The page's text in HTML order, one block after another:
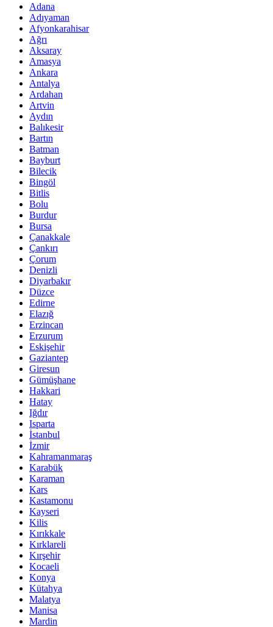
Adana
Adıyaman
Afyonkarahisar
Ağrı
Aksaray
Amasya
Ankara
Antalya
Ardahan
Artvin
Aydın
Balıkesir
Bartın
Batman
Bayburt
Bilecik
Bingöl
Bitlis
Bolu
Burdur
Bursa
Çanakkale
Çankırı
Çorum
Denizli
Diyarbakır
Düzce
Edirne
Elazığ
Erzincan
Erzurum
Eskişehir
Gaziantep
Giresun
Gümüşhane
Hakkari
Hatay
Iğdır
Isparta
İstanbul
İzmir
Kahramanmaraş
Karabük
Karaman
Kars
Kastamonu
Kayseri
Kilis
Kırıkkale
Kırklareli
Kırşehir
Kocaeli
Konya
Kütahya
Malatya
Manisa
Mardin